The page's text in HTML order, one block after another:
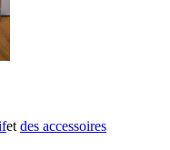
et des accessoires